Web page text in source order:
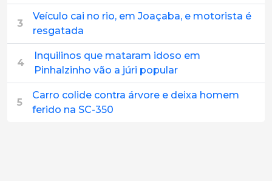
3
Veículo cai no rio, em Joaçaba, e motorista é
resgatada
4
Inquilinos que mataram idoso em
Pinhalzinho vão a júri popular
5
Carro colide contra árvore e deixa homem
ferido na SC-350